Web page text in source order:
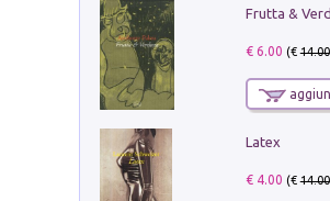
Frutta &
€ 6.00 (€14.00
Latex
€ 4.00 (€14.00